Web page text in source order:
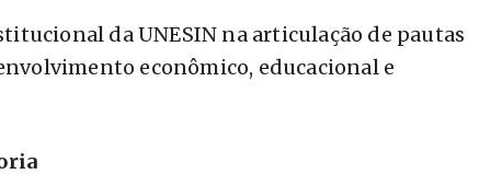
da UNESIN na articulação de pautas
econômico, educacional e